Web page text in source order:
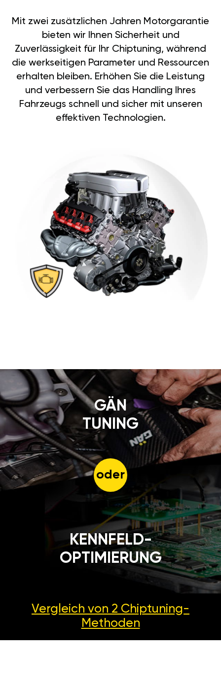
Mit zwei zusätzlichen Jahren Motorgarantie
bieten wir Ihnen Sicherheit und
Zuverlässigkeit für Ihr Chiptuning, während
die werkseitigen Parameter und Ressourcen
erhalten bleiben. Erhöhen Sie die Leistung
und verbessern Sie das Handling Ihres
Fahrzeugs schnell und sicher mit unseren
effektiven Technologien.
GÄN
TUNING
oder
KENNFELD-
OPTIMIERUNG
Vergleich von 2 Chiptuning-
Methoden